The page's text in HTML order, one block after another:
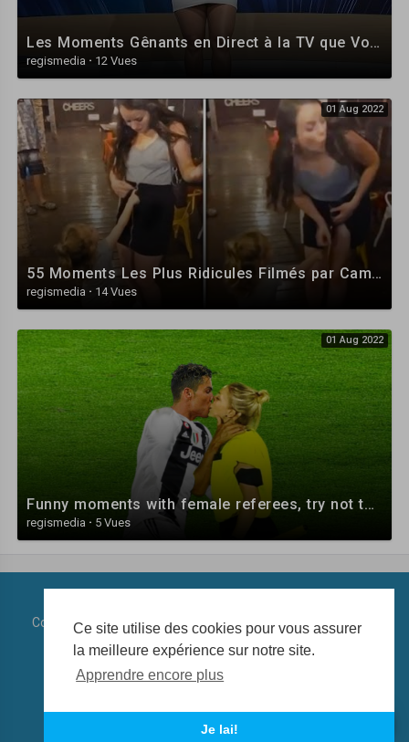
Ce site utilise des cookies pour vous assurer
la meilleure expérience sur notre site.
Apprendre encore plus
Je lai!
Les Moments Gênants en Direct à la TV que Vous N’avez Jamais Vus !
regismedia · 12 Vues
01 Aug 2022
55 Moments Les Plus Ridicules Filmés par Caméra
regismedia · 14 Vues
01 Aug 2022
Funny moments with female referees, try not to laugh
regismedia · 5 Vues
Copyright © 2026 Regidia Play. Tous les droits sont réservés.
Conditions d'utilisation Politique de confidentialité